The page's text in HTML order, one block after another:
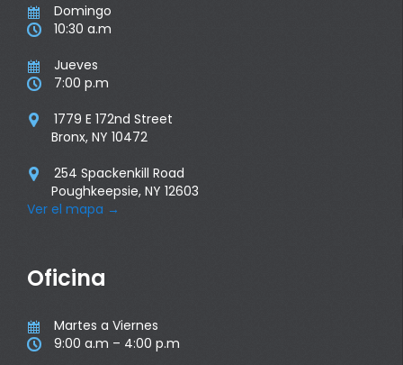
 Domingo
 10:30 a.m
 Jueves
 7:00 p.m

1779 E 172nd Street
Bronx, NY 10472

254 Spackenkill Road
Poughkeepsie, NY 12603
Ver el mapa →
Oficina
 Martes a Viernes
 9:00 a.m – 4:00 p.m